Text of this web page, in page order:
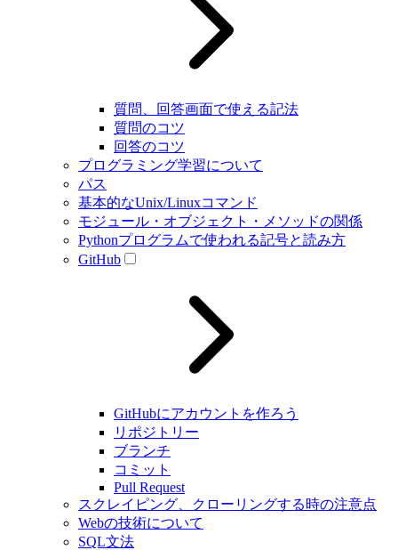
質問、回答画面で使える記法
質問のコツ
回答のコツ
プログラミング学習について
パス
基本的なUnix/Linuxコマンド
モジュール・オブジェクト・メソッドの関係
Pythonプログラムで使われる記号と読み方
GitHub
GitHubにアカウントを作ろう
リポジトリー
ブランチ
コミット
Pull Request
スクレイピング、クローリングする時の注意点
Webの技術について
SQL文法